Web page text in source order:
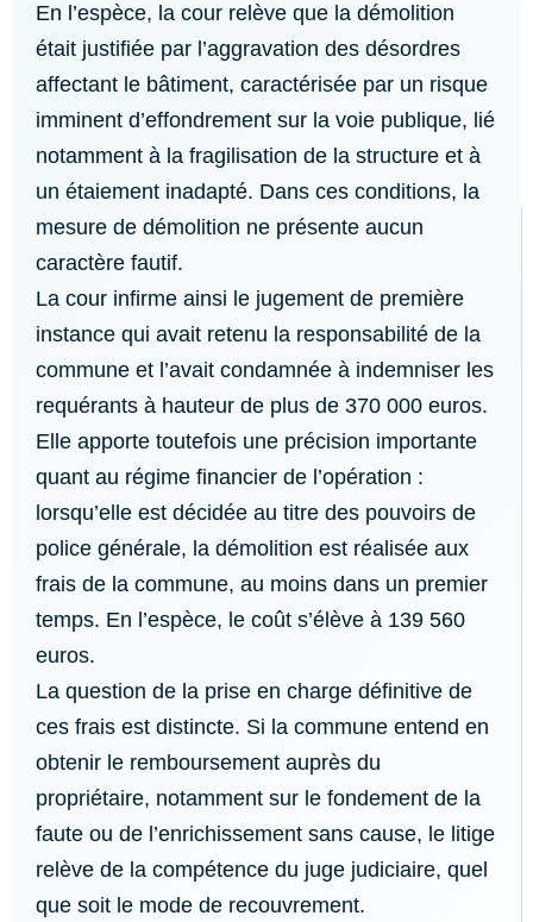
En l’espèce, la cour relève que la démolition
était justifiée par l’aggravation des désordres
affectant le bâtiment, caractérisée par un risque
imminent d’effondrement sur la voie publique, lié
notamment à la fragilisation de la structure et à
un étaiement inadapté. Dans ces conditions, la
mesure de démolition ne présente aucun
caractère fautif.
La cour infirme ainsi le jugement de première
instance qui avait retenu la responsabilité de la
commune et l’avait condamnée à indemniser les
requérants à hauteur de plus de 370 000 euros.
Elle apporte toutefois une précision importante
quant au régime financier de l’opération :
lorsqu’elle est décidée au titre des pouvoirs de
police générale, la démolition est réalisée aux
frais de la commune, au moins dans un premier
temps. En l’espèce, le coût s’élève à 139 560
euros.
La question de la prise en charge définitive de
ces frais est distincte. Si la commune entend en
obtenir le remboursement auprès du
propriétaire, notamment sur le fondement de la
faute ou de l’enrichissement sans cause, le litige
relève de la compétence du juge judiciaire, quel
que soit le mode de recouvrement.